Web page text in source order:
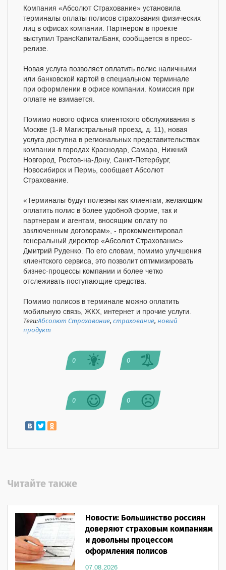
Компания «Абсолют Страхование» установила
терминалы оплаты полисов страхования физических
лиц в офисах компании. Партнером в проекте
выступил ТрансКапиталБанк, сообщается в пресс-
релизе.
Новая услуга позволяет оплатить полис наличными
или банковской картой в специальном терминале
при оформлении в офисе компании. Комиссия при
оплате не взимается.
Помимо нового офиса клиентского обслуживания в
Москве (1-й Магистральный проезд, д. 11), новая
услуга доступна в региональных представительствах
компании в городах Краснодар, Самара, Нижний
Новгород, Ростов-на-Дону, Санкт-Петербург,
Новосибирск и Пермь, сообщает Абсолют
Страхование.
«Терминалы будут полезны как клиентам, желающим
оплатить полис в более удобной форме, так и
партнерам и агентам, вносящим оплату по
заключенным договорам», - прокомментировал
генеральный директор «Абсолют Страхование»
Дмитрий Руденко. По его словам, помимо улучшения
клиентского сервиса, это позволит оптимизировать
бизнес-процессы компании и более четко
отслеживать поступающие средства.
Помимо полисов в терминале можно оплатить
мобильную связь, ЖКХ, интернет и прочие услуги.
Теги:Абсолют Страхование,страхование,новый
продукт
0 0
0 0
Читайте также
Новости: Большинство россиян
доверяют страховым компаниям
и довольны процессом
оформления полисов
07.08.2026